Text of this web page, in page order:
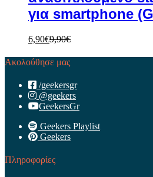
για smartphone
6,90€9,90€
Ακολούθησε μας
/geekersgr
@geekers
GeekersGr
Geekers Playlist
Geekers
Πληροφορίες